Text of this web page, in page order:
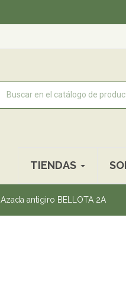
TIENDAS
Azada antigiro BELLOTA 2A